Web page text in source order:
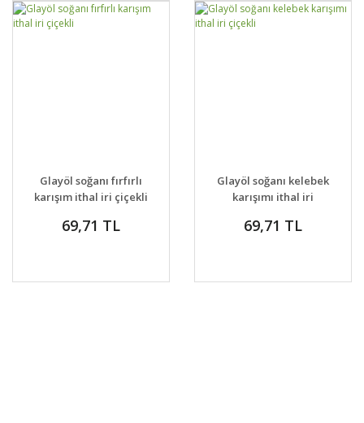
DETAYLAR
VER
Glayöl soğanı fırfırlı
karışım ithal iri çiçekli
69,71 TL
DETAYLAR
VER
Glayöl soğanı kelebek
karışımı ithal iri
69,71 TL